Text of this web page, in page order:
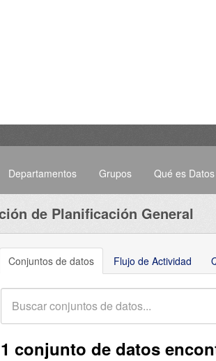
Departamentos Grupos Qué es
de Planificación General
Conjuntos de datos Flujo de Actividad
1 conjunto de datos